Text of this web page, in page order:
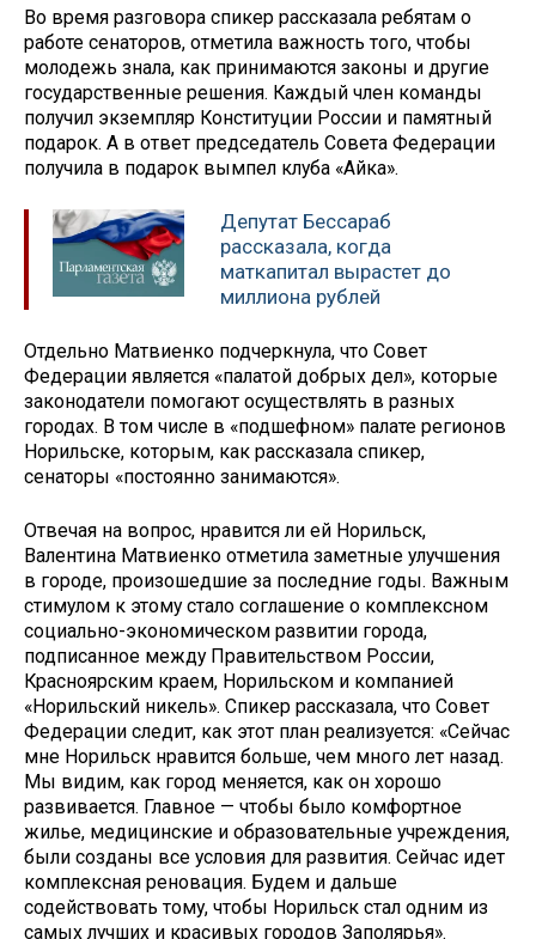
Во время разговора спикер рассказала ребятам о
работе сенаторов, отметила важность того, чтобы
молодежь знала, как принимаются законы и другие
государственные решения. Каждый член команды
получил экземпляр Конституции России и памятный
подарок. А в ответ председатель Совета Федерации
получила в подарок вымпел клуба «Айка».
Депутат Бессараб
рассказала, когда
маткапитал вырастет до
миллиона рублей
Отдельно Матвиенко подчеркнула, что Совет
Федерации является «палатой добрых дел», которые
законодатели помогают осуществлять в разных
городах. В том числе в «подшефном» палате регионов
Норильске, которым, как рассказала спикер,
сенаторы «постоянно занимаются».
Отвечая на вопрос, нравится ли ей Норильск,
Валентина Матвиенко отметила заметные улучшения
в городе, произошедшие за последние годы. Важным
стимулом к этому стало соглашение о комплексном
социально-экономическом развитии города,
подписанное между Правительством России,
Красноярским краем, Норильском и компанией
«Норильский никель». Спикер рассказала, что Совет
Федерации следит, как этот план реализуется: «Сейчас
мне Норильск нравится больше, чем много лет назад.
Мы видим, как город меняется, как он хорошо
развивается. Главное — чтобы было комфортное
жилье, медицинские и образовательные учреждения,
были созданы все условия для развития. Сейчас идет
комплексная реновация. Будем и дальше
содействовать тому, чтобы Норильск стал одним из
самых лучших и красивых городов Заполярья».